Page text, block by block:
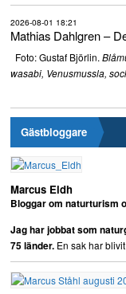
2026-08-01 18:21
Mathias Dahlgren –
Foto: Gustaf Björlin.
wasabi, Venusmussla,
Gästbloggare
Marcus Eldh
Bloggar om naturturism
Jag har jobbat som
75 länder.En sak har